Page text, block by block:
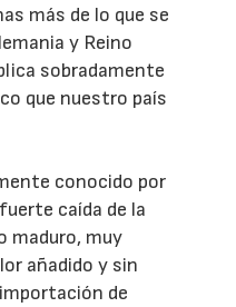
más de lo que se
y Reino
sobradamente
que nuestro país
conocido por
caída de la
maduro, muy
añadido y sin
de